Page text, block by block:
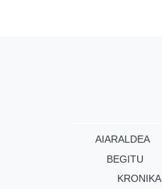
AIARALDEA
BEGITU
KRONIKA